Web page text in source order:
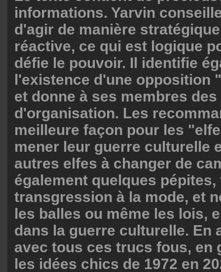
informations. Yarvin
d'agir de manière
réactive, ce qui est logique
défie le pouvoir. Il identifie
l'existence d'une opposition
et donne à ses membres
d'organisation. Les
meilleure façon pour les
mener leur guerre culturelle
autres elfes à changer de
également quelques
transgression à la mode, et
les balles ou même les lois,
dans la guerre culturelle. En
avec tous ces trucs fous, en
les idées chics de 1972 en